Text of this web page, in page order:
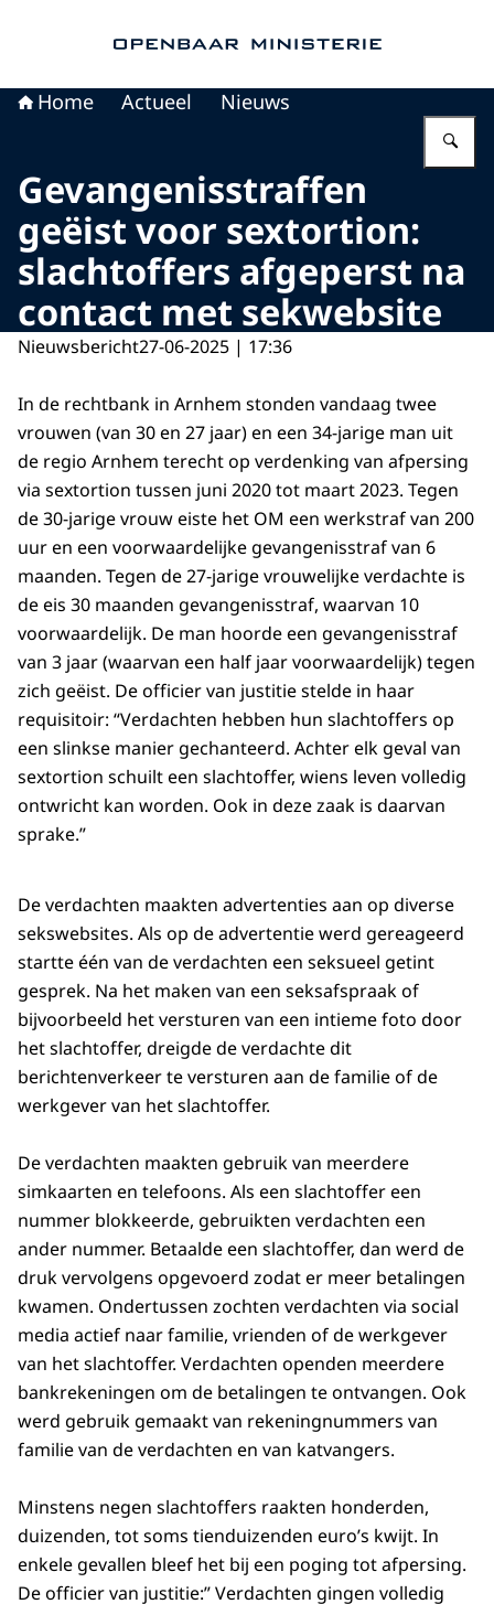
Home Actueel Nieuws
Gevangenisstraffen
geëist voor sextortion:
slachtoffers afgeperst na
contact met sekwebsite
Nieuwsbericht27-06-2025 | 17:36
In de rechtbank in Arnhem stonden vandaag twee
vrouwen (van 30 en 27 jaar) en een 34-jarige man uit
de regio Arnhem terecht op verdenking van afpersing
via sextortion tussen juni 2020 tot maart 2023. Tegen
de 30-jarige vrouw eiste het OM een werkstraf van 200
uur en een voorwaardelijke gevangenisstraf van 6
maanden. Tegen de 27-jarige vrouwelijke verdachte is
de eis 30 maanden gevangenisstraf, waarvan 10
voorwaardelijk. De man hoorde een gevangenisstraf
van 3 jaar (waarvan een half jaar voorwaardelijk) tegen
zich geëist. De officier van justitie stelde in haar
requisitoir: “Verdachten hebben hun slachtoffers op
een slinkse manier gechanteerd. Achter elk geval van
sextortion schuilt een slachtoffer, wiens leven volledig
ontwricht kan worden. Ook in deze zaak is daarvan
sprake.”
De verdachten maakten advertenties aan op diverse
sekswebsites. Als op de advertentie werd gereageerd
startte één van de verdachten een seksueel getint
gesprek. Na het maken van een seksafspraak of
bijvoorbeeld het versturen van een intieme foto door
het slachtoffer, dreigde de verdachte dit
berichtenverkeer te versturen aan de familie of de
werkgever van het slachtoffer.
De verdachten maakten gebruik van meerdere
simkaarten en telefoons. Als een slachtoffer een
nummer blokkeerde, gebruikten verdachten een
ander nummer. Betaalde een slachtoffer, dan werd de
druk vervolgens opgevoerd zodat er meer betalingen
kwamen. Ondertussen zochten verdachten via social
media actief naar familie, vrienden of de werkgever
van het slachtoffer. Verdachten openden meerdere
bankrekeningen om de betalingen te ontvangen. Ook
werd gebruik gemaakt van rekeningnummers van
familie van de verdachten en van katvangers.
Minstens negen slachtoffers raakten honderden,
duizenden, tot soms tienduizenden euro’s kwijt. In
enkele gevallen bleef het bij een poging tot afpersing.
De officier van justitie:” Verdachten gingen volledig